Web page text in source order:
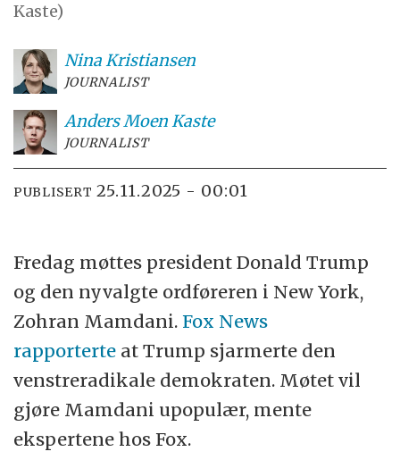
Kaste)
NinaKristiansen
JOURNALIST
Anders MoenKaste
JOURNALIST
PUBLISERT 25.11.2025 - 00:01
Fredag møttes president Donald Trump
og den nyvalgte ordføreren i New York,
Zohran Mamdani.Fox News
rapporterte at Trump sjarmerte den
venstreradikale demokraten. Møtet vil
gjøre Mamdani upopulær, mente
ekspertene hos Fox.